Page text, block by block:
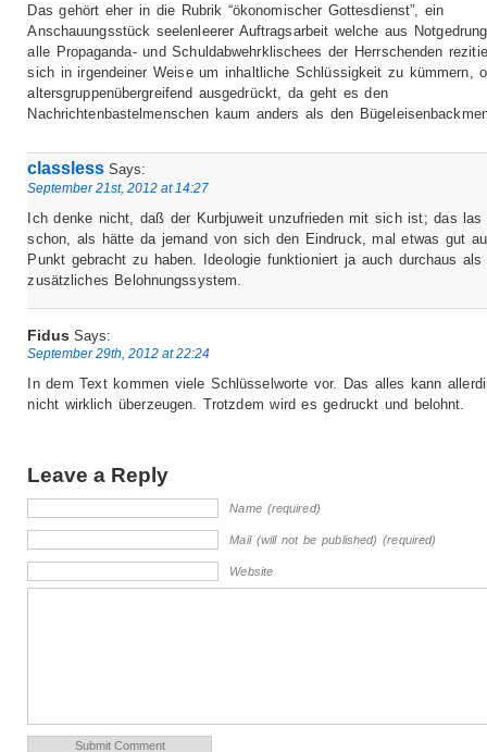
Das gehört eher in die Rubrik “ökonomischer Gottesdienst”, ein
Anschauungsstück seelenleerer Auftragsarbeit welche aus
alle Propaganda- und Schuldabwehrklischees der Herrschenden
sich in irgendeiner Weise um inhaltliche Schlüssigkeit zu kümmern,
altersgruppenübergreifend ausgedrückt, da geht es den
Nachrichtenbastelmenschen kaum anders als den
classless Says:
September 21st, 2012 at 14:27
Ich denke nicht, daß der Kurbjuweit unzufrieden mit sich ist; das las
schon, als hätte da jemand von sich den Eindruck, mal etwas gut
Punkt gebracht zu haben. Ideologie funktioniert ja auch durchaus als
zusätzliches Belohnungssystem.
Fidus Says:
September 29th, 2012 at 22:24
In dem Text kommen viele Schlüsselworte vor. Das alles kann
nicht wirklich überzeugen. Trotzdem wird es gedruckt und belohnt.
Leave a Reply
Name (required)
Mail (will not be published) (required)
Website